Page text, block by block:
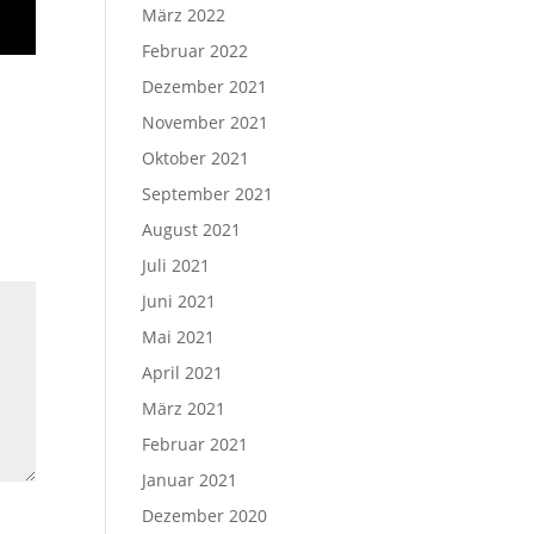
März 2022
Februar 2022
Dezember 2021
November 2021
Oktober 2021
September 2021
August 2021
Juli 2021
Juni 2021
Mai 2021
April 2021
März 2021
Februar 2021
Januar 2021
Dezember 2020